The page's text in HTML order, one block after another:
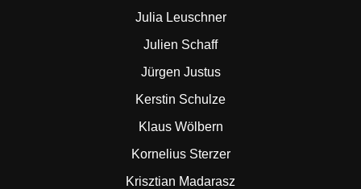
Julia Leuschner
Julien Schaff
Jürgen Justus
Kerstin Schulze
Klaus Wölbern
Kornelius Sterzer
Krisztian Madarasz